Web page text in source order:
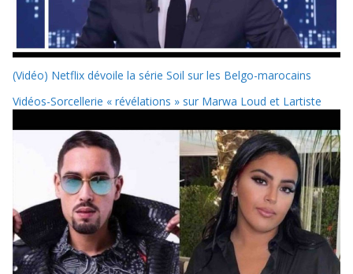
(Vidéo) Netflix dévoile la série Soil sur les Belgo-marocains
Vidéos-Sorcellerie « révélations » sur Marwa Loud et Lartiste